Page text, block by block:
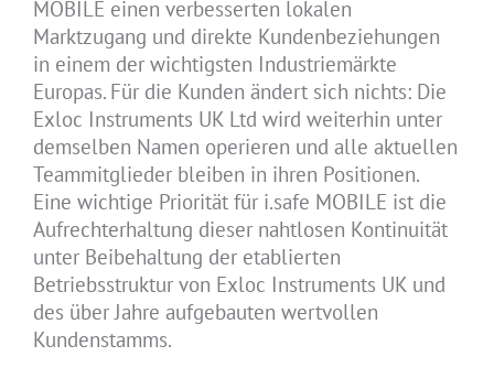
MOBILE einen verbesserten lokalen
Marktzugang und direkte Kundenbeziehungen
in einem der wichtigsten Industriemärkte
Europas. Für die Kunden ändert sich nichts: Die
Exloc Instruments UK Ltd wird weiterhin unter
demselben Namen operieren und alle aktuellen
Teammitglieder bleiben in ihren Positionen.
Eine wichtige Priorität für i.safe MOBILE ist die
Aufrechterhaltung dieser nahtlosen Kontinuität
unter Beibehaltung der etablierten
Betriebsstruktur von Exloc Instruments UK und
des über Jahre aufgebauten wertvollen
Kundenstamms.